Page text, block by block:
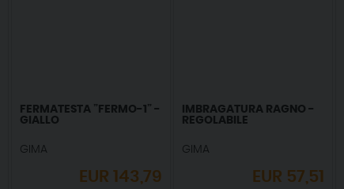
FERMATESTA ”FERMO-1” -
GIALLO
GIMA
EUR143,79
IMBRAGATURA RAGNO -
REGOLABILE
GIMA
EUR 57,51